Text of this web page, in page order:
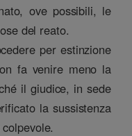
ove possibili, le
del reato.
per estinzione
fa venire meno la
il giudice, in sede
la sussistenza